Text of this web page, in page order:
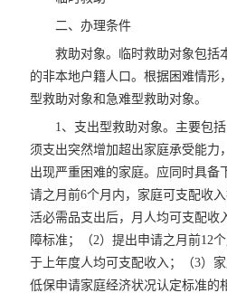
二、办理条件
救助对象。临时救助对象包括
的非本地户籍人口。根据困难情形
型救助对象和急难型救助对象。
1、支出型救助对象。主要包
须支出突然增加超出家庭承受能力
出现严重困难的家庭。应同时具备
请之月前6个月内，家庭可支配收
活必需品支出后，月人均可支配收
障标准；（2）提出申请之月前12
于上年度人均可支配收入；（3）
低保申请家庭经济状况认定标准的